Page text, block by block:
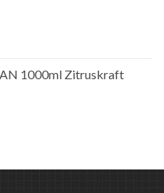
1000ml Zitruskraft